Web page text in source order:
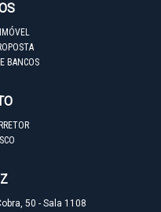
BANCOS
50 - Sala 1108